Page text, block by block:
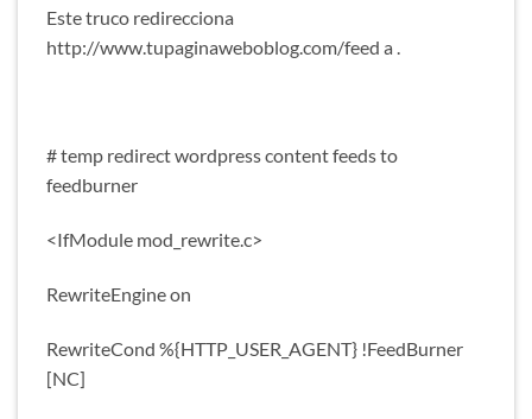
Este truco redirecciona
http://www.tupaginaweboblog.com/feed a .
# temp redirect wordpress content feeds to
feedburner
<IfModule mod_rewrite.c>
RewriteEngine on
RewriteCond %{HTTP_USER_AGENT} !FeedBurner
[NC]